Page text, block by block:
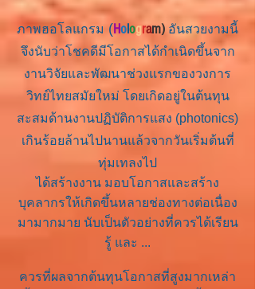
ภาพฮอโลแกรม (Hologram) อันสวยงามนี้
จึงนับว่าโชคดีมีโอกาสได้กำเนิดขึ้นจาก
งานวิจัยและพัฒนาช่วงแรกของวงการ
วิทย์ไทยสมัยใหม่ โดยเกิดอยู่ในต้นทุน
สะสมด้านงานปฏิบัติการแสง (photonics)
เกินร้อยล้านไปนานแล้วจากวันเริ่มต้นที่
ทุ่มเทลงไป
ได้สร้างงาน มอบโอกาสและสร้าง
บุคลากรให้เกิดขึ้นหลายช่องทางต่อเนื่อง
มามากมาย นับเป็นตัวอย่างที่ควรได้เรียน
รู้ และ ...
ควรที่ผลจากต้นทุนโอกาสที่สูงมากเหล่า